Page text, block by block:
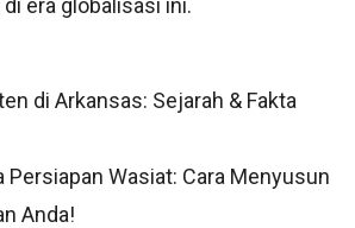
era globalisasi ini.
di Arkansas: Sejarah & Fakta
Persiapan Wasiat: Cara Menyusun
Anda!